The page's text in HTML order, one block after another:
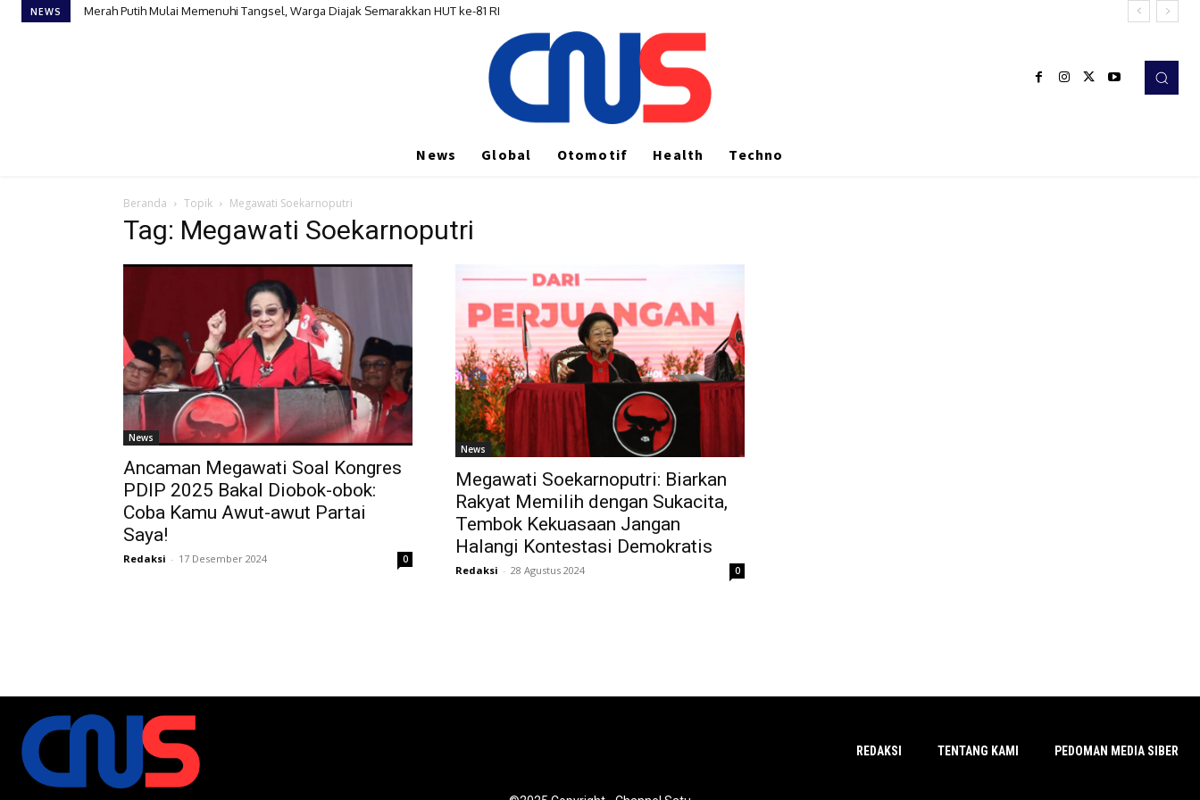
NEWS Merah Putih Mulai Memenuhi Tangsel, Warga Diajak Semarakkan HUT ke-81 RI
News Global Otomotif Health Techno
Beranda Topik Megawati Soekarnoputri
Tag: Megawati Soekarnoputri
News
Ancaman Megawati Soal Kongres
PDIP 2025 Bakal Diobok-obok:
Coba Kamu Awut-awut Partai
Saya!
Redaksi - 17 Desember 2024 0
News
Megawati Soekarnoputri: Biarkan
Rakyat Memilih dengan Sukacita,
Tembok Kekuasaan Jangan
Halangi Kontestasi Demokratis
Redaksi - 28 Agustus 2024 0
REDAKSI TENTANG KAMI PEDOMAN MEDIA SIBER